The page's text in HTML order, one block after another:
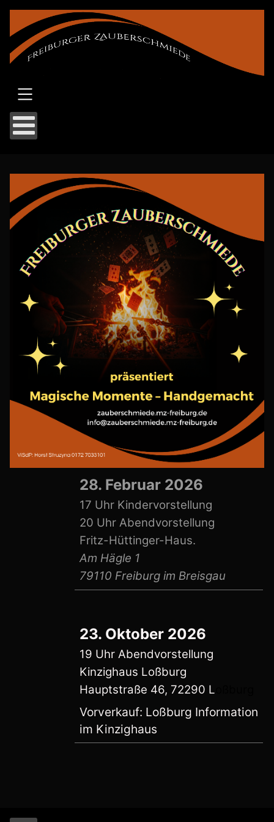
SKIP TO MAIN CONTENT
28. Februar 2026
17 Uhr Kindervorstellung
20 Uhr Abendvorstellung
Fritz-Hüttinger-Haus.
Am Hägle 1
79110 Freiburg im Breisgau
23. Oktober 2026
19 Uhr Abendvorstellung
Kinzighaus Loßburg
Hauptstraße 46, 72290 L
Vorverkauf: Loßburg Information
im Kinzighaus